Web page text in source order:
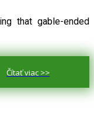
that gable-ended
Čítať viac >>